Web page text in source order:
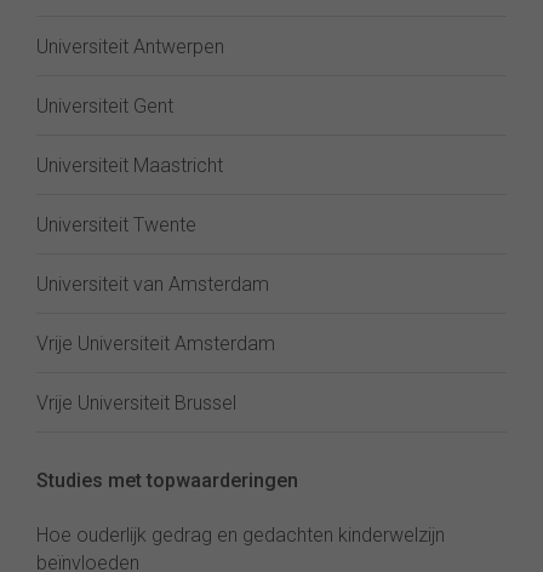
Universiteit Antwerpen
Universiteit Gent
Universiteit Maastricht
Universiteit Twente
Universiteit van Amsterdam
Vrije Universiteit Amsterdam
Vrije Universiteit Brussel
Studies met topwaarderingen
Hoe ouderlijk gedrag en gedachten kinderwelzijn
beïnvloeden